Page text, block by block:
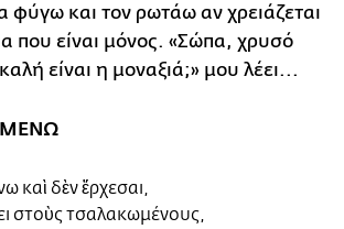
φύγω και τον ρωτάω αν χρειάζεται
που είναι μόνος. «Σώπα, χρυσό
είναι η μοναξιά;» μου λέει...
καὶ δὲν ἔρχεσαι,
στοὺς τσαλακωμένους,